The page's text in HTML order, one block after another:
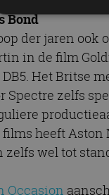
Bond
der jaren ook
in de film
Het Britse
Spectre zelfs
heeft Aston
wel tot
Occasion
Strikt noodzakelijke
accountbeheer. De
cf_clearance